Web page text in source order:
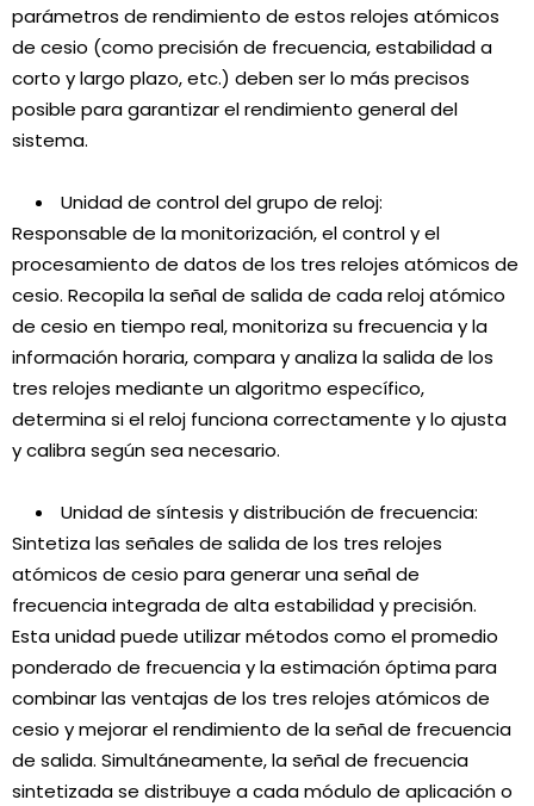
parámetros de rendimiento de estos relojes atómicos
de cesio (como precisión de frecuencia, estabilidad a
corto y largo plazo, etc.) deben ser lo más precisos
posible para garantizar el rendimiento general del
sistema.
Unidad de control del grupo de reloj:
Responsable de la monitorización, el control y el
procesamiento de datos de los tres relojes atómicos de
cesio. Recopila la señal de salida de cada reloj atómico
de cesio en tiempo real, monitoriza su frecuencia y la
información horaria, compara y analiza la salida de los
tres relojes mediante un algoritmo específico,
determina si el reloj funciona correctamente y lo ajusta
y calibra según sea necesario.
Unidad de síntesis y distribución de frecuencia:
Sintetiza las señales de salida de los tres relojes
atómicos de cesio para generar una señal de
frecuencia integrada de alta estabilidad y precisión.
Esta unidad puede utilizar métodos como el promedio
ponderado de frecuencia y la estimación óptima para
combinar las ventajas de los tres relojes atómicos de
cesio y mejorar el rendimiento de la señal de frecuencia
de salida. Simultáneamente, la señal de frecuencia
sintetizada se distribuye a cada módulo de aplicación o